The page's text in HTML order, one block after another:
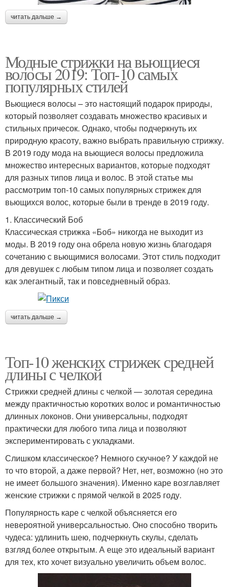
читать дальше →
Модные стрижки на вьющиеся
волосы 2019: Топ-10 самых
популярных стилей
Вьющиеся волосы – это настоящий подарок природы,
который позволяет создавать множество красивых и
стильных причесок. Однако, чтобы подчеркнуть их
природную красоту, важно выбрать правильную стрижку.
В 2019 году мода на вьющиеся волосы предложила
множество интересных вариантов, которые подходят
для разных типов лица и волос. В этой статье мы
рассмотрим топ-10 самых популярных стрижек для
вьющихся волос, которые были в тренде в 2019 году.
1. Классический Боб
Классическая стрижка «Боб» никогда не выходит из
моды. В 2019 году она обрела новую жизнь благодаря
сочетанию с вьющимися волосами. Этот стиль подходит
для девушек с любым типом лица и позволяет создать
как элегантный, так и повседневный образ.
читать дальше →
Топ-10 женских стрижек средней
длины с челкой
Стрижки средней длины с челкой — золотая середина
между практичностью коротких волос и романтичностью
длинных локонов. Они универсальны, подходят
практически для любого типа лица и позволяют
экспериментировать с укладками.
Слишком классическое? Немного скучное? У каждой не
то что второй, а даже первой? Нет, нет, возможно (но это
не имеет большого значения). Именно каре возглавляет
женские стрижки с прямой челкой в 2025 году.
Популярность каре с челкой объясняется его
невероятной универсальностью. Оно способно творить
чудеса: удлинить шею, подчеркнуть скулы, сделать
взгляд более открытым. А еще это идеальный вариант
для тех, кто хочет визуально увеличить объем волос.